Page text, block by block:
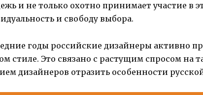
и не только охотно принимает участие в
и свободу выбора.
годы российские дизайнеры активно
стиле. Это связано с растущим спросом на
дизайнеров отразить особенности